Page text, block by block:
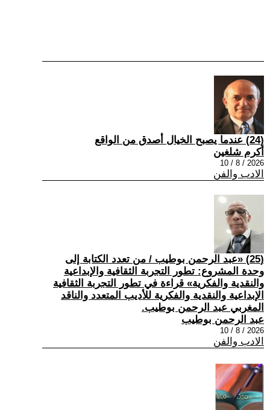
(24) عندما يصبح الخيال أصدق من الواقع
أكرم شلغين
2026 / 8 / 10
الادب والفن
(25) «عبد الرحمن بوطيب / من تعدد الكتابة إلى
وحدة المشروع: تطور التجربة الثقافية والإبداعية
والنقدية والفكرية» قراءة في تطور التجربة الثقافية
الإبداعية والنقدية والفكرية للأديب المتعدد والناقد
المغربي عبد الرحمن بوطيب.
عبد الرحمن بوطيب
2026 / 8 / 10
الادب والفن